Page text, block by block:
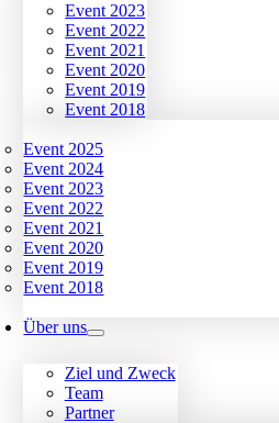
Event 2023
Event 2022
Event 2021
Event 2020
Event 2019
Event 2018
Event 2025
Event 2024
Event 2023
Event 2022
Event 2021
Event 2020
Event 2019
Event 2018
Über uns
Ziel und Zweck
Team
Partner